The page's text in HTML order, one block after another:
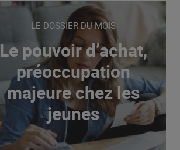
LE DOSSIER DU MOIS
Le pouvoir d’achat,
préoccupation
majeure chez les
jeunes